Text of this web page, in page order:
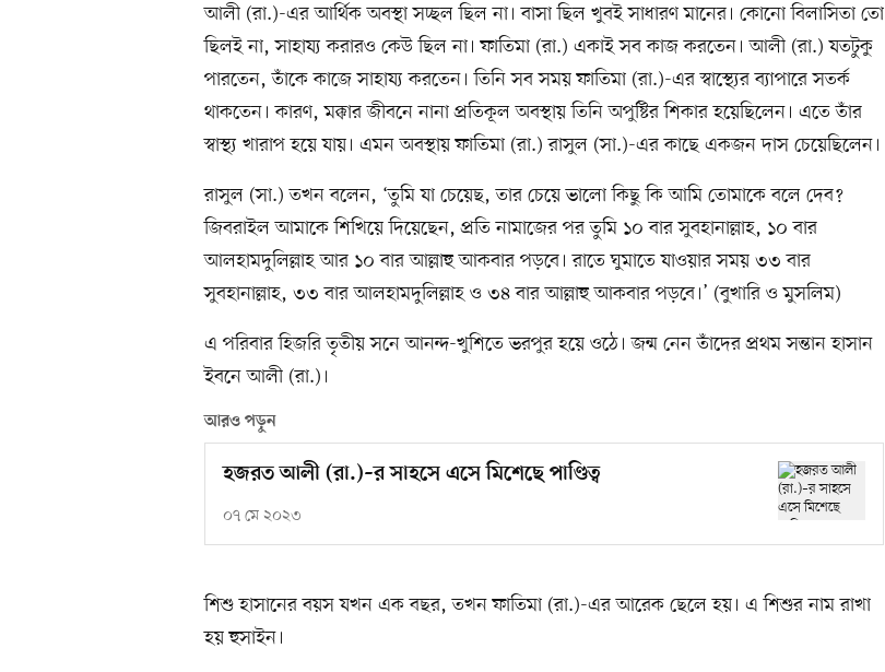
আলী (রা.)-এর আর্থিক অবস্থা সচ্ছল ছিল না। বাসা ছিল খুবই সাধারণ মানের। কোনো বিলাসিতা তো
ছিলই না, সাহায্য করারও কেউ ছিল না। ফাতিমা (রা.) একাই সব কাজ করতেন। আলী (রা.) যতটুকু
পারতেন, তাঁকে কাজে সাহায্য করতেন। তিনি সব সময় ফাতিমা (রা.)-এর স্বাস্থ্যের ব্যাপারে সতর্ক
থাকতেন। কারণ, মক্কার জীবনে নানা প্রতিকূল অবস্থায় তিনি অপুষ্টির শিকার হয়েছিলেন। এতে তাঁর
স্বাস্থ্য খারাপ হয়ে যায়। এমন অবস্থায় ফাতিমা (রা.) রাসুল (সা.)-এর কাছে একজন দাস চেয়েছিলেন।
রাসুল (সা.) তখন বলেন, ‘তুমি যা চেয়েছ, তার চেয়ে ভালো কিছু কি আমি তোমাকে বলে দেব?
জিবরাইল আমাকে শিখিয়ে দিয়েছেন, প্রতি নামাজের পর তুমি ১০ বার সুবহানাল্লাহ, ১০ বার
আলহামদুলিল্লাহ আর ১০ বার আল্লাহু আকবার পড়বে। রাতে ঘুমাতে যাওয়ার সময় ৩৩ বার
সুবহানাল্লাহ, ৩৩ বার আলহামদুলিল্লাহ ও ৩৪ বার আল্লাহু আকবার পড়বে।’ (বুখারি ও মুসলিম)
এ পরিবার হিজরি তৃতীয় সনে আনন্দ-খুশিতে ভরপুর হয়ে ওঠে। জন্ম নেন তাঁদের প্রথম সন্তান হাসান
ইবনে আলী (রা.)।
আরও পড়ুন
হজরত আলী (রা.)–র সাহসে এসে মিশেছে পাণ্ডিত্ব
০৭ মে ২০২৩
শিশু হাসানের বয়স যখন এক বছর, তখন ফাতিমা (রা.)-এর আরেক ছেলে হয়। এ শিশুর নাম রাখা
হয় হুসাইন।